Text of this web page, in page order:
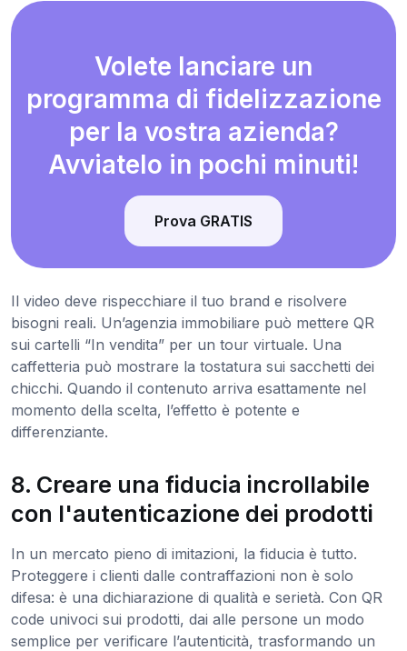
Volete lanciare un
programma di fidelizzazione
per la vostra azienda?
Avviatelo in pochi minuti!
Prova GRATIS
Il video deve rispecchiare il tuo brand e risolvere
bisogni reali. Un’agenzia immobiliare può mettere QR
sui cartelli “In vendita” per un tour virtuale. Una
caffetteria può mostrare la tostatura sui sacchetti dei
chicchi. Quando il contenuto arriva esattamente nel
momento della scelta, l’effetto è potente e
differenziante.
8. Creare una fiducia incrollabile
con l'autenticazione dei prodotti
In un mercato pieno di imitazioni, la fiducia è tutto.
Proteggere i clienti dalle contraffazioni non è solo
difesa: è una dichiarazione di qualità e serietà. Con QR
code univoci sui prodotti, dai alle persone un modo
semplice per verificare l’autenticità, trasformando un